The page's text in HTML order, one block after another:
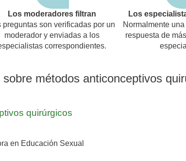
Los moderadores filtran
preguntas son verificadas por un
moderador y enviadas a los
correspondientes.
Los
Normalmente
respuesta de
métodos anticonceptivos
quirúrgicos
en Educación Sexual